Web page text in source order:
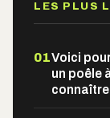
LES PLUS
01Voici
un poêle
connaître